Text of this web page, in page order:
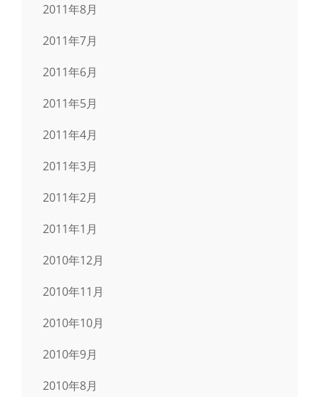
2011年8月
2011年7月
2011年6月
2011年5月
2011年4月
2011年3月
2011年2月
2011年1月
2010年12月
2010年11月
2010年10月
2010年9月
2010年8月